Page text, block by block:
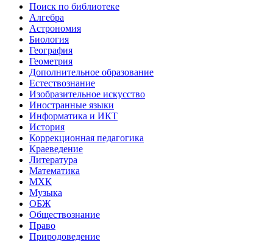
Поиск по библиотеке
Алгебра
Астрономия
Биология
География
Геометрия
Дополнительное образование
Естествознание
Изобразительное искусство
Иностранные языки
Информатика и ИКТ
История
Коррекционная педагогика
Краеведение
Литература
Математика
МХК
Музыка
ОБЖ
Обществознание
Право
Природоведение